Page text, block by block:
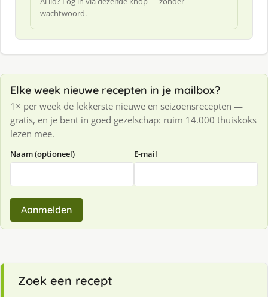
wachtwoord.
Elke week nieuwe recepten in je mailbox?
1× per week de lekkerste nieuwe en seizoensrecepten —
gratis, en je bent in goed gezelschap: ruim 14.000 thuiskoks
lezen mee.
Naam (optioneel) E-mail
Aanmelden
Zoek een recept